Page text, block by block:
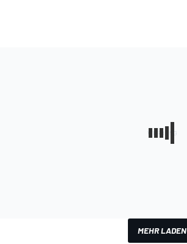
MEHR LADEN